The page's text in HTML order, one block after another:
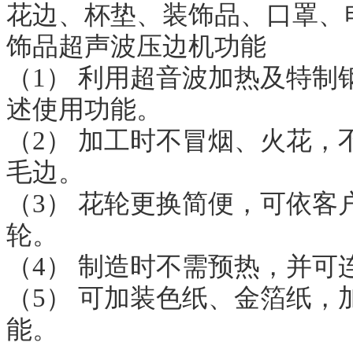
花边、杯垫、装饰品、口罩
饰品超声波压边机功能
（1） 利用超音波加热及特
述使用功能。
（2） 加工时不冒烟、火花
毛边。
（3） 花轮更换简便，可依
轮。
（4） 制造时不需预热，并可
（5） 可加装色纸、金箔纸
能。